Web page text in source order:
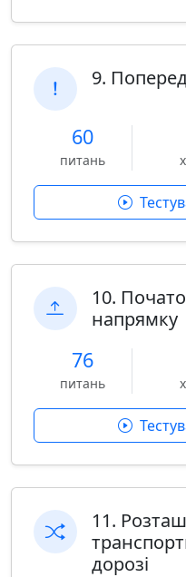
9.
60
питань
10.
напрямку
76
питань
11.
дорозі